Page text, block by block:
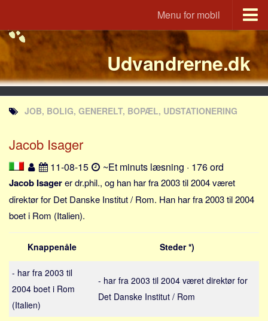
Menu for mobil
Portal
Udvandrerne.dk
Utvandrerne.no
Utvandrarna.se
Tyskland.dk
England.dk
JLKM.dk
Lande
Tyrkiet
Spanien
Sverige
Norge
Thailand
Udvandrerne.dk
JOB, BOLIG, GENERELT, BOPÆL, UDSTATIONERING
Jacob Isager
11-08-15 ~Et minuts læsning · 176 ord
Jacob Isagerer dr.phil., og han har fra 2003 til 2004 været
direktør for Det Danske Institut / Rom. Han har fra 2003 til 2004
boet i Rom (Italien).
Knappenåle Steder *)
- har fra 2003 til
2004 boet i Rom
(Italien)
- har fra 2003 til 2004 været direktør for
Det Danske Institut / Rom